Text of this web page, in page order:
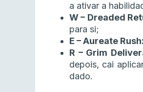
a ativar a
W – Dreaded
para si;
E – Aureate Rush:
R – Grim
depois, cai
dado.